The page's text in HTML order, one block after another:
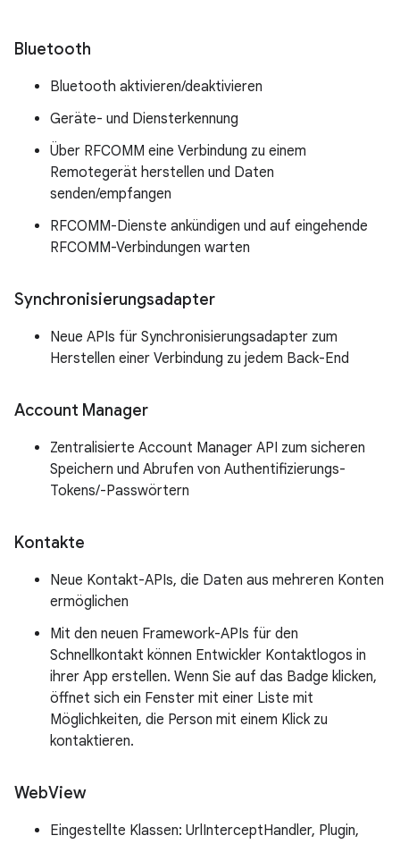
Bluetooth
Bluetooth aktivieren/deaktivieren
Geräte- und Diensterkennung
Über RFCOMM eine Verbindung zu einem
Remotegerät herstellen und Daten
senden/empfangen
RFCOMM-Dienste ankündigen und auf eingehende
RFCOMM-Verbindungen warten
Synchronisierungsadapter
Neue APIs für Synchronisierungsadapter zum
Herstellen einer Verbindung zu jedem Back-End
Account Manager
Zentralisierte Account Manager API zum sicheren
Speichern und Abrufen von Authentifizierungs-
Tokens/-Passwörtern
Kontakte
Neue Kontakt-APIs, die Daten aus mehreren Konten
ermöglichen
Mit den neuen Framework-APIs für den
Schnellkontakt können Entwickler Kontaktlogos in
ihrer App erstellen. Wenn Sie auf das Badge klicken,
öffnet sich ein Fenster mit einer Liste mit
Möglichkeiten, die Person mit einem Klick zu
kontaktieren.
WebView
Eingestellte Klassen: UrlInterceptHandler, Plugin,